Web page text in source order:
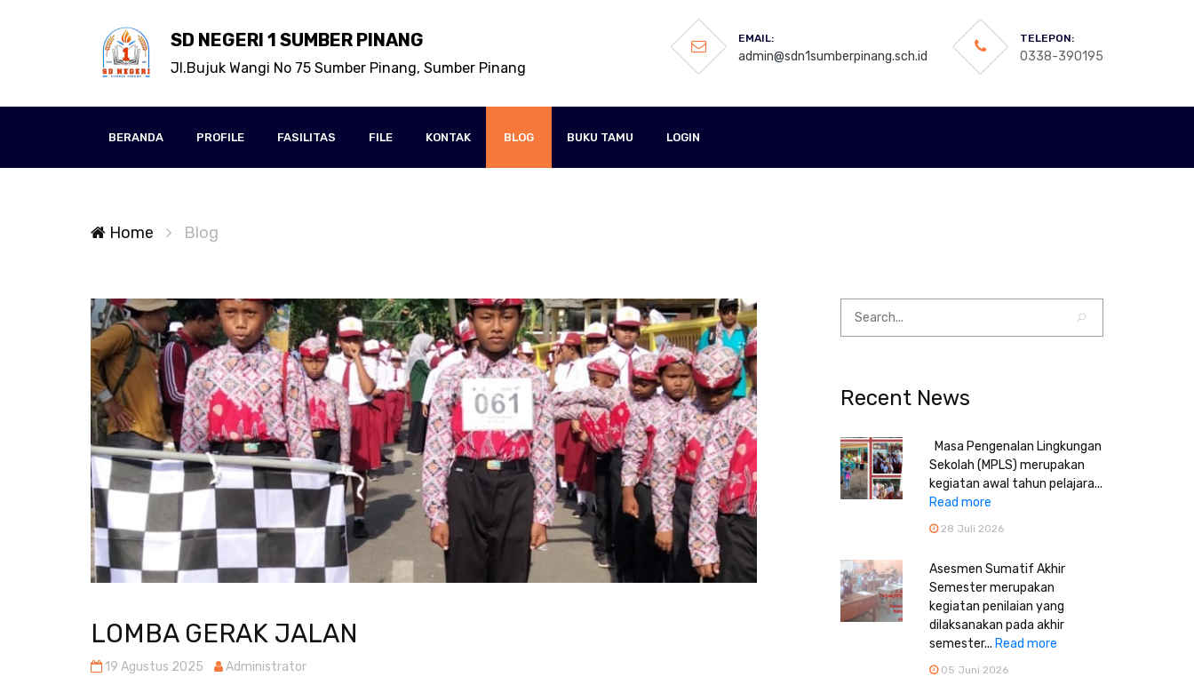
SD NEGERI 1 SUMBER PINANG
Jl.Bujuk Wangi No 75 Sumber Pinang, Sumber Pinang
EMAIL:
admin@sdn1sumberpinang.sch.id
TELEPON:
0338-390195
BERANDA PROFILE FASILITAS FILE KONTAK BLOG BUKU TAMU LOGIN
Home Blog
LOMBA GERAK JALAN
19 Agustus 2025
Administrator
Recent News
Masa Pengenalan Lingkungan
Sekolah (MPLS) merupakan
kegiatan awal tahun pelajara...
Read more
28 Juli 2026
Asesmen Sumatif Akhir
Semester merupakan
kegiatan penilaian yang
dilaksanakan pada akhir
semester... Read more
05 Juni 2026